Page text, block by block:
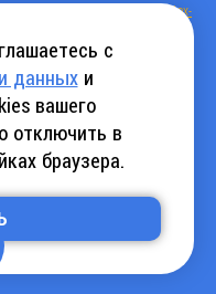
в виде: «источник
vertex-
«nofollow» и любые другие
оставаться в неизменном
сайтаvertex-awp.ru
на главной странице вашего
только следующую
на скидки, адреса офисов,
авторских прав и
и уголовной ответственности в
с
данныхи
вашего
отключить в
браузера.